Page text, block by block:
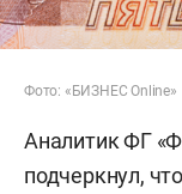
Фото: «БИЗНЕС Online»
Аналитик ФГ
подчеркнул,